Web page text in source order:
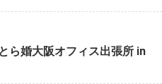
ら婚大阪オフィス出張所 in